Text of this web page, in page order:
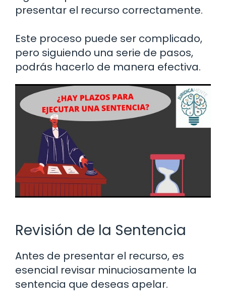
presentar el recurso correctamente.
Este proceso puede ser complicado,
pero siguiendo una serie de pasos,
podrás hacerlo de manera efectiva.
Revisión de la Sentencia
Antes de presentar el recurso, es
esencial revisar minuciosamente la
sentencia que deseas apelar.